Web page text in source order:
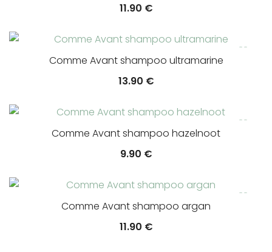
11.90 €
Comme Avant shampoo ultramarine
13.90 €
Comme Avant shampoo hazelnoot
9.90 €
Comme Avant shampoo argan
11.90 €